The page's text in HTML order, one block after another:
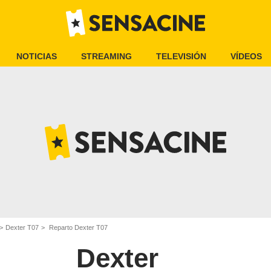
NOTICIAS STREAMING TELEVISIÓN VÍDEOS
Dexter T07 Reparto Dexter T07
Dexter